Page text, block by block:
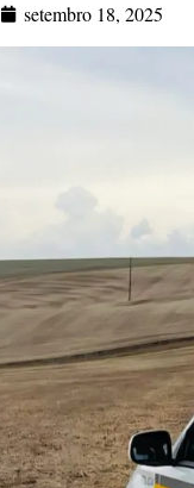
setembro 18, 2025